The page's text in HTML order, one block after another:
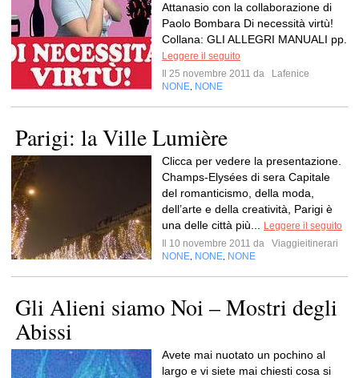
Attanasio con la collaborazione di
Paolo Bombara Di necessità virtù!
Collana: GLI ALLEGRI MANUALI pp.
Leggere il seguito
Il 25 novembre 2011 da
Lafenice
NONE NONE
Parigi: la Ville Lumière
Clicca per vedere la presentazione.
Champs-Elysées di sera Capitale
del romanticismo, della moda,
dell’arte e della creatività, Parigi è
una delle città più...
Leggere il seguito
Il 10 novembre 2011 da
Viaggieitinerari
NONE NONE NONE
Gli Alieni siamo Noi – Mostri degli
Abissi
Avete mai nuotato un pochino al
largo e vi siete mai chiesti cosa si